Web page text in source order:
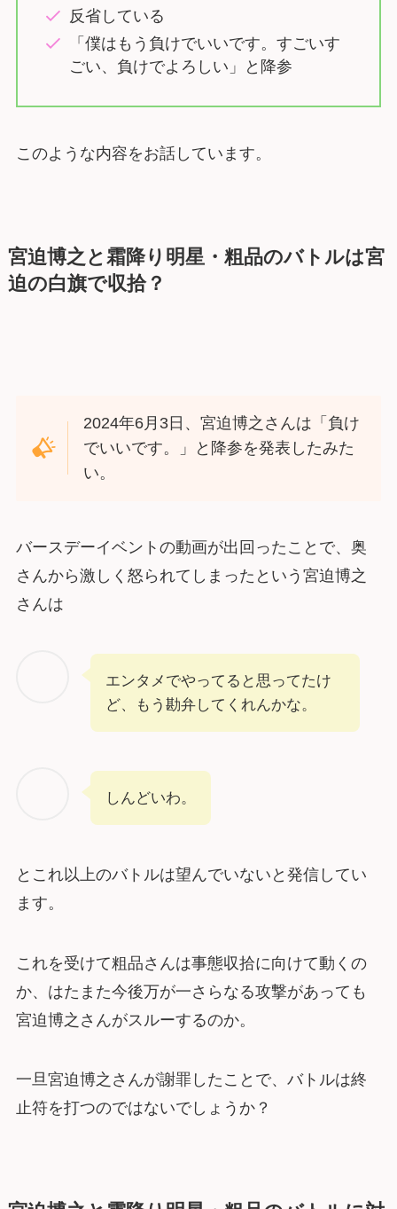
反省している
「僕はもう負けでいいです。すごいす
ごい、負けでよろしい」と降参
このような内容をお話しています。
宮迫博之と霜降り明星・粗品のバトルは宮
迫の白旗で収拾？
2024年6月3日、宮迫博之さんは「負け
でいいです。」と降参を発表したみた
い。
バースデーイベントの動画が出回ったことで、奥
さんから激しく怒られてしまったという宮迫博之
さんは
エンタメでやってると思ってたけ
ど、もう勘弁してくれんかな。
しんどいわ。
とこれ以上のバトルは望んでいないと発信してい
ます。
これを受けて粗品さんは事態収拾に向けて動くの
か、はたまた今後万が一さらなる攻撃があっても
宮迫博之さんがスルーするのか。
一旦宮迫博之さんが謝罪したことで、バトルは終
止符を打つのではないでしょうか？